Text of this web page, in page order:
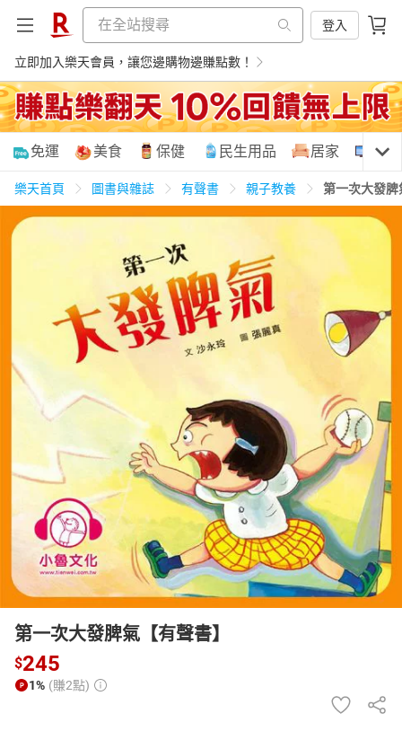
登入
立即加入樂天會員，讓您邊購物邊賺點數！
購物網分類
美食蛋糕 民生用品
居家生活 3C家電 運動休閒 親子玩具
女裝 化妝保養 情趣用品
日本購物 電子/紙本書
HOT
免運 美食 保健 民生用品 居家 3C
樂天首頁 圖書與雜誌 有聲書 親子教養 第一次大發
第一次大發脾氣【有聲書】
$245
1% (賺2點)